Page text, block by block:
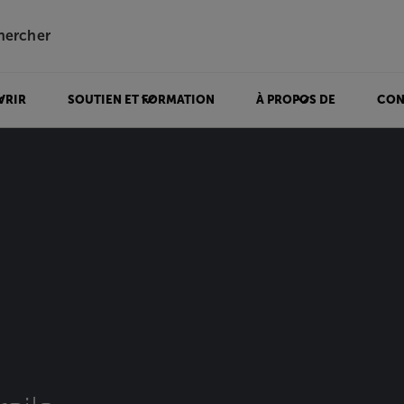
SOUTIEN ET FORMATION À PROPOS DE